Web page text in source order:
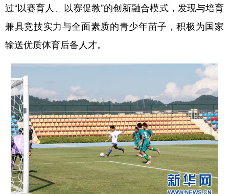
四川 贵州 云南 西藏
多语种频道
English Español Français عربى
Русский язык 日本語 한국어
Deutsch Português
过“以赛育人、以赛促教”的创新融合模式，发现与培育
兼具竞技实力与全面素质的青少年苗子，积极为国家
输送优质体育后备人才。